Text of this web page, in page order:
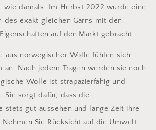
wie damals. Im Herbst 2022 wurde eine
des exakt gleichen Garns mit den
auf den Markt gebracht.
aus norwegischer Wolle fühlen sich
an. Nach jedem Tragen werden sie noch
Wolle ist strapazierfähig und
Sie sorgt dafür, dass die
stets gut aussehen und lange Zeit ihre
Sie Rücksicht auf die Umwelt: